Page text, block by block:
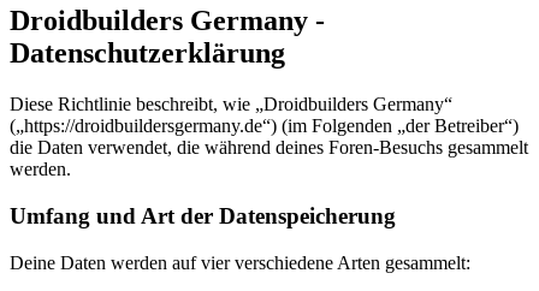
Droidbuilders Germany -
Datenschutzerklärung
Diese Richtlinie beschreibt, wie „Droidbuilders Germany“
(„https://droidbuildersgermany.de“) (im Folgenden „der Betreiber“)
die Daten verwendet, die während deines Foren-Besuchs gesammelt
werden.
Umfang und Art der Datenspeicherung
Deine Daten werden auf vier verschiedene Arten gesammelt: